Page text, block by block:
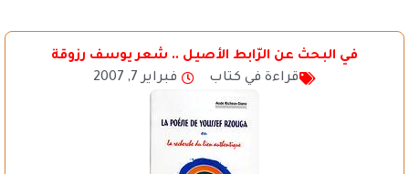
في البحث عن الرّابط الأصيل .. شعر يوسف رزوقة
قراءة في كتاب
فبراير 7, 2007